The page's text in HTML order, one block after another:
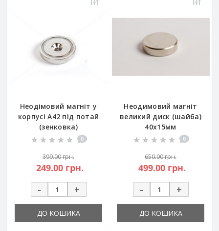
Неодімовий магніт у
корпусі A42 під потай
(зенковка)
0
399.00 грн.
249.00 грн.
-
+
ДО КОШИКА
Неодимовий магніт
великий диск (шайба)
40х15мм
0
650.00 грн.
499.00 грн.
-
+
ДО КОШИКА